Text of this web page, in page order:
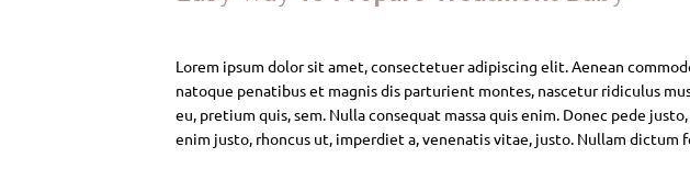
Lorem ipsum dolor sit amet, consectetuer adipiscing elit. Aenean
natoque penatibus et magnis dis parturient montes, nascetur ridiculus
eu, pretium quis, sem. Nulla consequat massa quis enim. Donec pede
enim justo, rhoncus ut, imperdiet a, venenatis vitae, justo. Nullam